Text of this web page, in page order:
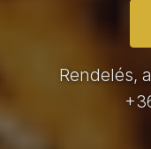
Rendelés,